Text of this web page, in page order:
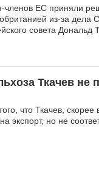
членов ЕС приняли
из-за
совета Дональд
Ткачев не
что Ткачев,
экспорт, но не